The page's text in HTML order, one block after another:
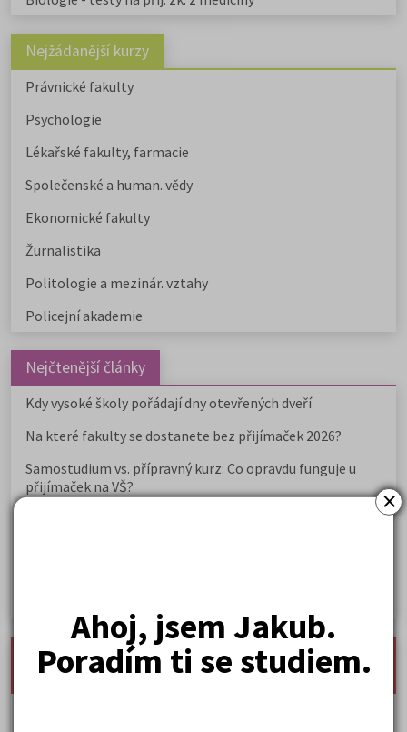
×
Ahoj, jsem Jakub.
Poradím ti se studiem.
Nejžádanější kurzy
Právnické fakulty
Psychologie
Lékařské fakulty, farmacie
Společenské a human. vědy
Ekonomické fakulty
Žurnalistika
Politologie a mezinár. vztahy
Policejní akademie
Nejčtenější články
Kdy vysoké školy pořádají dny otevřených dveří
Na které fakulty se dostanete bez přijímaček 2026?
Samostudium vs. přípravný kurz: Co opravdu funguje u
přijímaček na VŠ?
nejnovější seminárky, maturitní otázky a čtenářsky
deník